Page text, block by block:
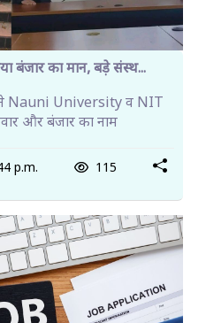
बंजार का मान, बड़े संस्थ...
Nauni University व NIT
और बंजार का नाम
p.m. 115